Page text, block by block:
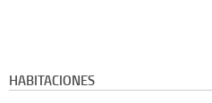
HABITACIONES